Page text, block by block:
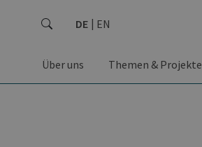
DE EN
Über uns Themen & Projekte